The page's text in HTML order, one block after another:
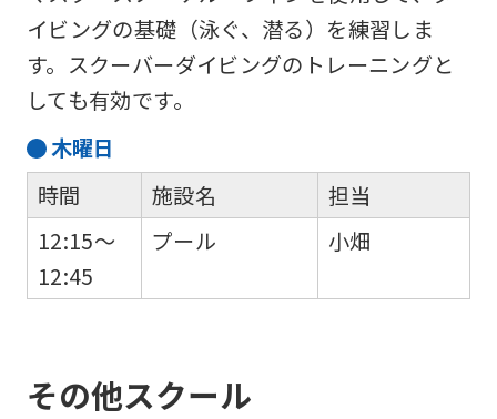
イビングの基礎（泳ぐ、潜る）を練習しま
す。スクーバーダイビングのトレーニングと
しても有効です。
木曜日
時間
12:15～
12:45
施設名
プール
担当
小畑
その他スクール
translated
mechanically,
may
accurate